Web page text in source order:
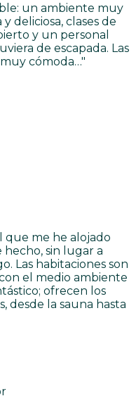
un ambiente muy
deliciosa, clases de
y un personal
de escapada. Las
cómoda…"
que me he alojado
hecho, sin lugar a
Las habitaciones son
el medio ambiente
ofrecen los
desde la sauna hasta